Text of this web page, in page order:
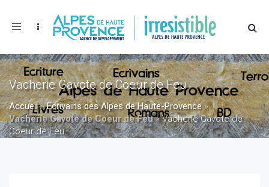
Toggle
Vacherie Gavote de Coeur de Feu
Accueil»Ecrivains des Alpes de Haute-Provence»
Vacherie Gavote de Coeur de Feu»Vacherie Gavote de
Coeur de Feu